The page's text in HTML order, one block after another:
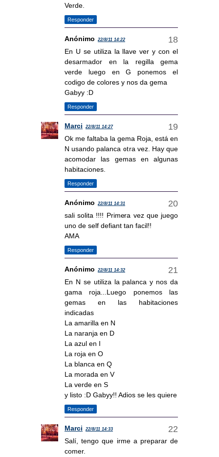
Verde.
Responder
Anónimo 22/8/11 14:22
En U se utiliza la llave ver y con el
desarmador en la regilla gema
verde luego en G ponemos el
codigo de colores y nos da gema
Gabyy :D
Responder
Marci 22/8/11 14:27
Ok me faltaba la gema Roja, está en
N usando palanca otra vez. Hay que
acomodar las gemas en algunas
habitaciones.
Responder
Anónimo 22/8/11 14:31
sali solita !!!! Primera vez que juego
uno de self defiant tan facil!!
AMA
Responder
Anónimo 22/8/11 14:32
En N se utiliza la palanca y nos da
gama roja...Luego ponemos las
gemas en las habitaciones
indicadas
La amarilla en N
La naranja en D
La azul en I
La roja en O
La blanca en Q
La morada en V
La verde en S
y listo :D Gabyy!! Adios se les quiere
Responder
Marci 22/8/11 14:33
Salí, tengo que irme a preparar de
comer.